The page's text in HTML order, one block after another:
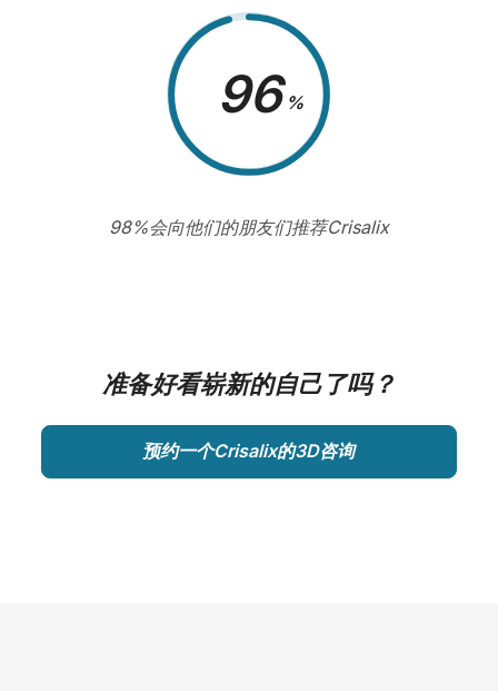
98 %
98%会向他们的朋友们推荐Crisalix
准备好看崭新的自己了吗？
预约一个Crisalix的3D咨询